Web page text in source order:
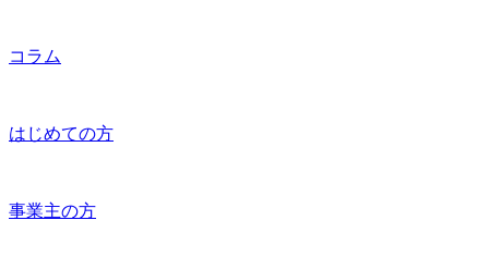
コラム
はじめての方
事業主の方